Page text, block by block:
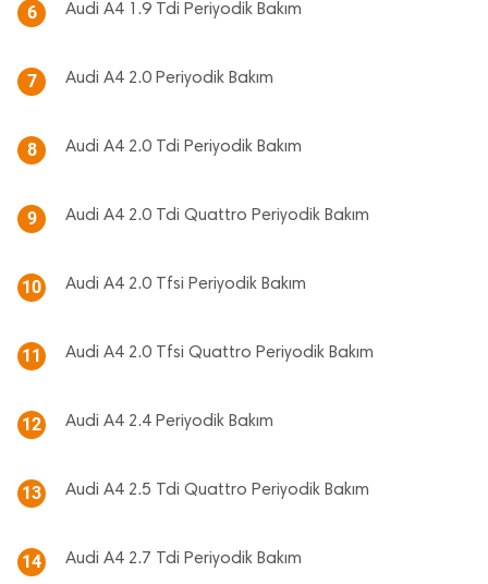
6 Audi A4 1.9 Tdi Periyodik Bakım
7 Audi A4 2.0 Periyodik Bakım
8 Audi A4 2.0 Tdi Periyodik Bakım
9 Audi A4 2.0 Tdi Quattro Periyodik Bakım
10 Audi A4 2.0 Tfsi Periyodik Bakım
11 Audi A4 2.0 Tfsi Quattro Periyodik Bakım
12 Audi A4 2.4 Periyodik Bakım
13 Audi A4 2.5 Tdi Quattro Periyodik Bakım
14 Audi A4 2.7 Tdi Periyodik Bakım